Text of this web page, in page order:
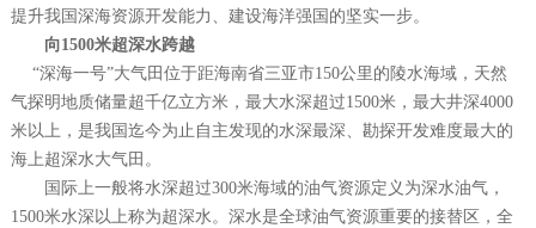
提升我国深海资源开发能力、建设海洋强国的坚实一步。
向1500米超深水跨越
“深海一号”大气田位于距海南省三亚市150公里的陵水海域，天然
气探明地质储量超千亿立方米，最大水深超过1500米，最大井深4000
米以上，是我国迄今为止自主发现的水深最深、勘探开发难度最大的
海上超深水大气田。
国际上一般将水深超过300米海域的油气资源定义为深水油气，
1500米水深以上称为超深水。深水是全球油气资源重要的接替区，全